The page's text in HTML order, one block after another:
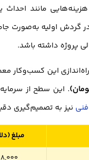
مانند
در گردش اولیه
پروژه داشته باشد.
این کسب‌وکار
. این سطح از
نیز به تصمیم‌گیری
مبلغ